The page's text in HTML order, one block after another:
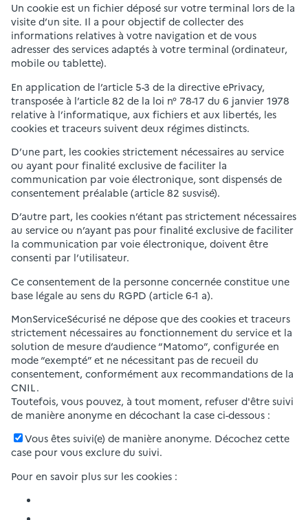
Un cookie est un fichier déposé sur votre terminal lors de la
visite d’un site. Il a pour objectif de collecter des
informations relatives à votre navigation et de vous
adresser des services adaptés à votre terminal (ordinateur,
mobile ou tablette).
En application de l’article 5-3 de la directive ePrivacy,
transposée à l’article 82 de la loi n° 78-17 du 6 janvier 1978
relative à l’informatique, aux fichiers et aux libertés, les
cookies et traceurs suivent deux régimes distincts.
D’une part, les cookies strictement nécessaires au service
ou ayant pour finalité exclusive de faciliter la
communication par voie électronique, sont dispensés de
consentement préalable (article 82 susvisé).
D’autre part, les cookies n’étant pas strictement nécessaires
au service ou n’ayant pas pour finalité exclusive de faciliter
la communication par voie électronique, doivent être
consenti par l’utilisateur.
Ce consentement de la personne concernée constitue une
base légale au sens du RGPD (article 6-1 a).
MonServiceSécurisé ne dépose que des cookies et traceurs
strictement nécessaires au fonctionnement du service et la
solution de mesure d’audience “Matomo”, configurée en
mode “exempté” et ne nécessitant pas de recueil du
consentement, conformément aux recommandations de la
CNIL.
Toutefois, vous pouvez, à tout moment, refuser d'être suivi
de manière anonyme en décochant la case ci-dessous :
Vous êtes suivi(e) de manière anonyme. Décochez cette
case pour vous exclure du suivi.
Pour en savoir plus sur les cookies :